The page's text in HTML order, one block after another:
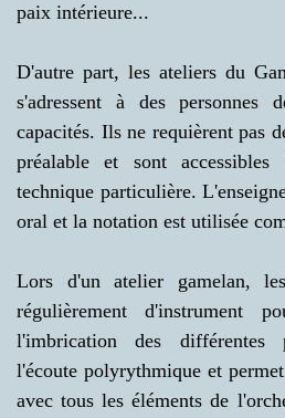
paix intérieure...
D'autre part, les ateliers du
s'adressent à des personnes
capacités. Ils ne requièrent pas
préalable et sont
technique particulière.
oral et la notation est utilisée
Lors d'un atelier gamelan,
régulièrement d'instrument
l'imbrication des différentes
l'écoute polyrythmique et
avec tous les éléments de